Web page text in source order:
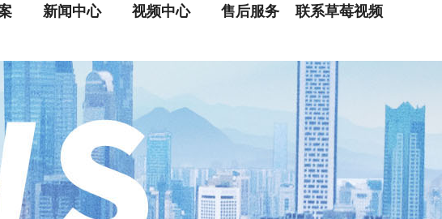
新闻中心 视频中心 售后服务 联系草莓视频
黄片